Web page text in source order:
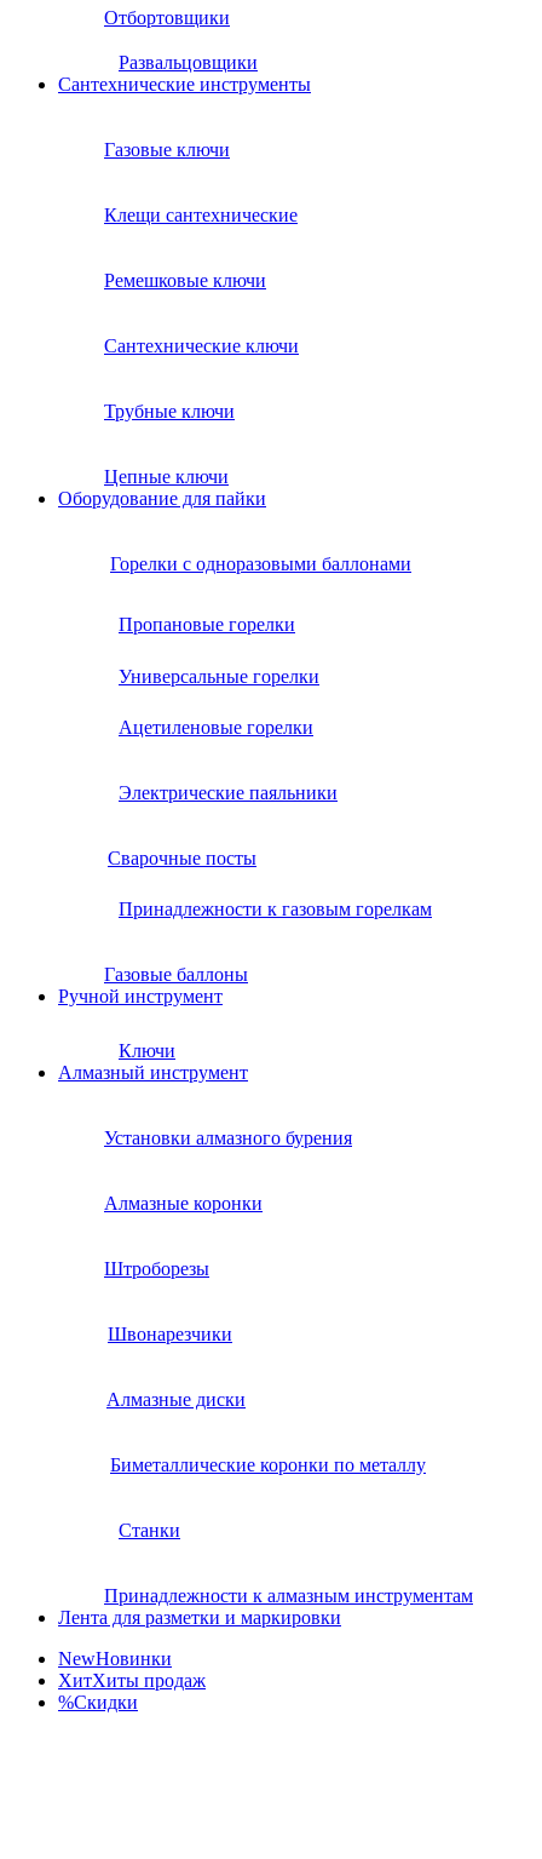
Отбортовщики
Развальцовщики
Сантехнические инcтрументы
Газовые ключи
Клещи сантехнические
Ремешковые ключи
Сантехнические ключи
Трубные ключи
Цепные ключи
Оборудование для пайки
Горелки с одноразовыми баллонами
Пропановые горелки
Универсальные горелки
Ацетиленовые горелки
Электрические паяльники
Сварочные посты
Принадлежности к газовым горелкам
Газовые баллоны
Ручной инструмент
Ключи
Алмазный инструмент
Установки алмазного бурения
Алмазные коронки
Штроборезы
Швонарезчики
Алмазные диски
Биметаллические коронки по металлу
Станки
Принадлежности к алмазным инструментам
Лента для разметки и маркировки
NewНовинки
ХитХиты продаж
%Скидки